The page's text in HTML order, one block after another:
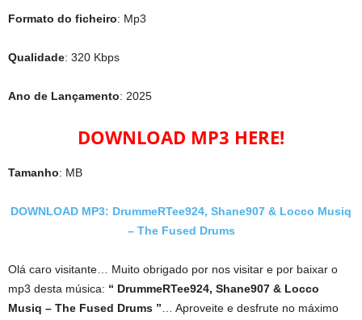
Formato do ficheiro: Mp3
Qualidade: 320 Kbps
Ano de Lançamento: 2025
DOWNLOAD MP3 HERE!
Tamanho: MB
DOWNLOAD MP3: DrummeRTee924, Shane907 & Locco Musiq
– The Fused Drums
Olá caro visitante… Muito obrigado por nos visitar e por baixar o
mp3 desta música: “ DrummeRTee924, Shane907 & Locco
Musiq – The Fused Drums ” … Aproveite e desfrute no máximo